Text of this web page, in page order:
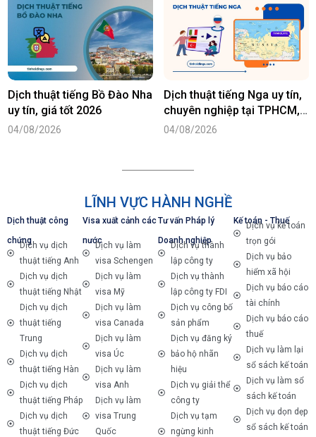
Dịch thuật tiếng Bồ Đào Nha
uy tín, giá tốt 2026
04/08/2026
Dịch thuật tiếng Nga uy tín,
chuyên nghiệp tại TPHCM,
Hà Nội
04/08/2026
LĨNH VỰC HÀNH NGHỀ
Dịch thuật công
chứngDịch vụ dịch
thuật tiếng Anh
Dịch vụ dịch
thuật tiếng Nhật
Dịch vụ dịch
thuật tiếng
Trung
Dịch vụ dịch
thuật tiếng Hàn
Dịch vụ dịch
thuật tiếng Pháp
Dịch vụ dịch
thuật tiếng Đức
Visa xuất cảnh các
nướcDịch vụ làm
visa Schengen
Dịch vụ làm
visa Mỹ
Dịch vụ làm
visa Canada
Dịch vụ làm
visa Úc
Dịch vụ làm
visa Anh
Dịch vụ làm
visa Trung
Quốc
Tư vấn Pháp lý
Doanh nghiệp
Dịch vụ thành
lập công ty
Dịch vụ thành
lập công ty FDI
Dịch vụ công bố
sản phẩm
Dịch vụ đăng ký
bảo hộ nhãn
hiệu
Dịch vụ giải thể
công ty
Dịch vụ tạm
ngừng kinh
Kế toán - Thuế
Dịch vụ kế toán
trọn gói
Dịch vụ bảo
hiểm xã hội
Dịch vụ báo cáo
tài chính
Dịch vụ báo cáo
thuế
Dịch vụ làm lại
sổ sách kế toán
Dịch vụ làm sổ
sách kế toán
Dịch vụ dọn dẹp
sổ sách kế toán